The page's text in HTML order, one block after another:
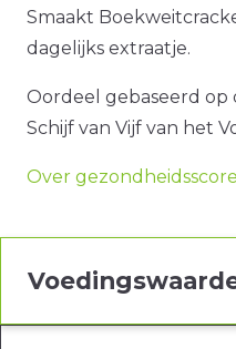
Smaakt
dagelijks extraatje.
Oordeel gebaseerd op
Schijf van Vijf van het
Over